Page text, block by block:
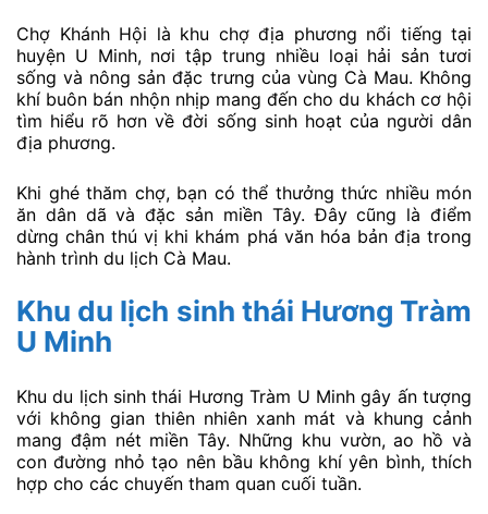
Chợ Khánh Hội là khu chợ địa phương nổi tiếng tại
huyện U Minh, nơi tập trung nhiều loại hải sản tươi
sống và nông sản đặc trưng của vùng Cà Mau. Không
khí buôn bán nhộn nhịp mang đến cho du khách cơ hội
tìm hiểu rõ hơn về đời sống sinh hoạt của người dân
địa phương.
Khi ghé thăm chợ, bạn có thể thưởng thức nhiều món
ăn dân dã và đặc sản miền Tây. Đây cũng là điểm
dừng chân thú vị khi khám phá văn hóa bản địa trong
hành trình du lịch Cà Mau.
Khu du lịch sinh thái Hương Tràm
U Minh
Khu du lịch sinh thái Hương Tràm U Minh gây ấn tượng
với không gian thiên nhiên xanh mát và khung cảnh
mang đậm nét miền Tây. Những khu vườn, ao hồ và
con đường nhỏ tạo nên bầu không khí yên bình, thích
hợp cho các chuyến tham quan cuối tuần.